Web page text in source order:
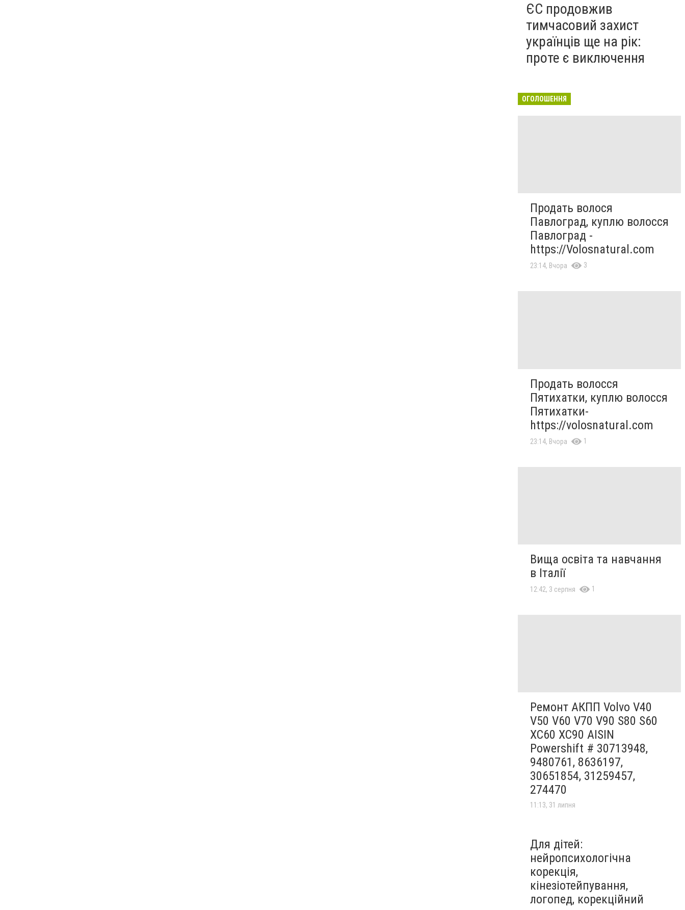
ЄС продовжив
тимчасовий захист
українців ще на рік:
проте є виключення
ОГОЛОШЕННЯ
Продать волося
Павлоград, куплю волосся
Павлоград -
https://Volosnatural.com
23:14, Вчора 3
Продать волосся
Пятихатки, куплю волосся
Пятихатки-
https://volosnatural.com
23:14, Вчора 1
Вища освіта та навчання
в Італії
12:42, 3 серпня 1
Ремонт АКПП Volvo V40
V50 V60 V70 V90 S80 S60
XC60 XC90 AISIN
Powershift # 30713948,
9480761, 8636197,
30651854, 31259457,
274470
11:13, 31 липня
Для дітей:
нейропсихологічна
корекція,
кінезіотейпування,
логопед, корекційний